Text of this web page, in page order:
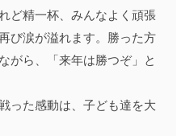
ど精一杯、みんなよく頑張
び涙が溢れます。勝った方
がら、「来年は勝つぞ」と
った感動は、子ども達を大